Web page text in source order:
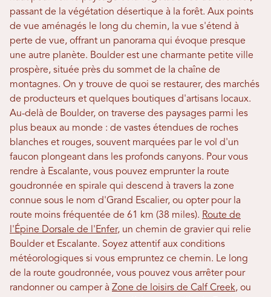
passant de la végétation désertique à la forêt. Aux points
de vue aménagés le long du chemin, la vue s'étend à
perte de vue, offrant un panorama qui évoque presque
une autre planète. Boulder est une charmante petite ville
prospère, située près du sommet de la chaîne de
montagnes. On y trouve de quoi se restaurer, des marchés
de producteurs et quelques boutiques d'artisans locaux.
Au-delà de Boulder, on traverse des paysages parmi les
plus beaux au monde : de vastes étendues de roches
blanches et rouges, souvent marquées par le vol d'un
faucon plongeant dans les profonds canyons. Pour vous
rendre à Escalante, vous pouvez emprunter la route
goudronnée en spirale qui descend à travers la zone
connue sous le nom d'Grand Escalier, ou opter pour la
route moins fréquentée de 61 km (38 miles). Route de
l'Épine Dorsale de l'Enfer, un chemin de gravier qui relie
Boulder et Escalante. Soyez attentif aux conditions
météorologiques si vous empruntez ce chemin. Le long
de la route goudronnée, vous pouvez vous arrêter pour
randonner ou camper à Zone de loisirs de Calf Creek, ou